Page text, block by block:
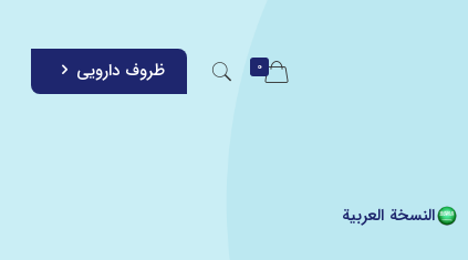
النسخة العربية
0 ظروف دارویی